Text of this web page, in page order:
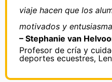
viaje hacen que los
motivados y
– Stephanie van
Profesor de cría y
deportes ecuestres,